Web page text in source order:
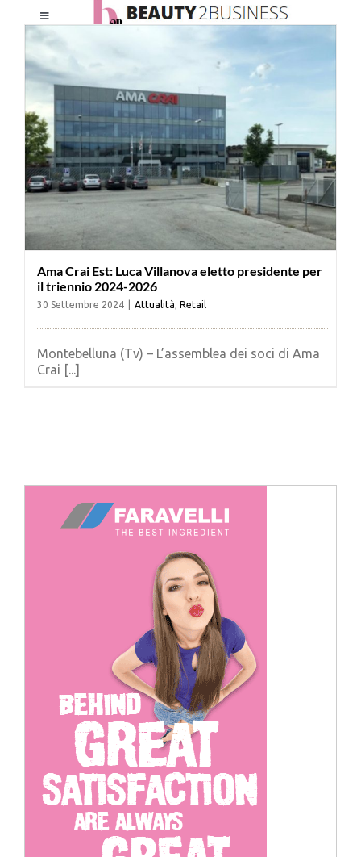
contenuto
Toggle
Navigation
HOME
CHI SIAMO
LE RIVISTE
NEWSLETTER
CATEGORIE
CONTATTI
Cerca
Ama Crai Est: Luca Villanova eletto presidente per
il triennio 2024-2026
30 Settembre 2024 Attualità Retail
Montebelluna (Tv) – L’assemblea dei soci di Ama
Crai [...]